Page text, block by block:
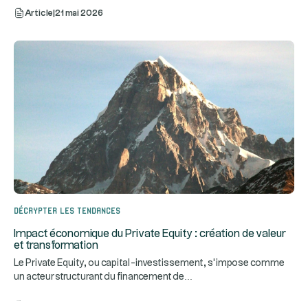
Article 21 mai 2026
Décrypter les tendances
Impact économique du Private Equity : création de valeur
et transformation
Le Private Equity, ou capital-investissement, s’impose comme
un acteur structurant du financement de